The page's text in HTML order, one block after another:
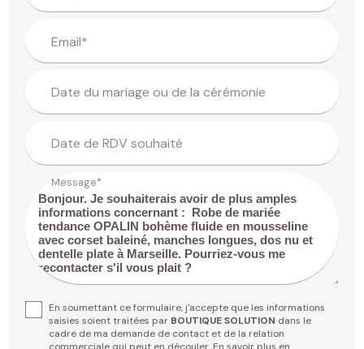
Email*
Date du mariage ou de la cérémonie
Date de RDV souhaité
Message*
En soumettant ce formulaire, j'accepte que les informations
saisies soient traitées par BOUTIQUE SOLUTION dans le
cadre de ma demande de contact et de la relation